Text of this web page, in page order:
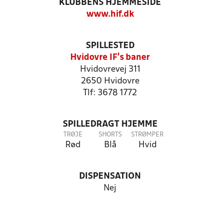
KLUBBENS HJEMMESIDE
www.hif.dk
SPILLESTED
Hvidovre IF's baner
Hvidovrevej 311
2650 Hvidovre
Tlf: 3678 1772
SPILLEDRAGT HJEMME
TRØJE
Rød
SHORTS
Blå
STRØMPER
Hvid
DISPENSATION
Nej